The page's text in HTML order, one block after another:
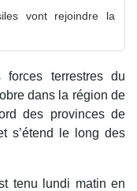
vont rejoindre la
forces terrestres du
dans la région de
des provinces de
s’étend le long des
tenu lundi matin en